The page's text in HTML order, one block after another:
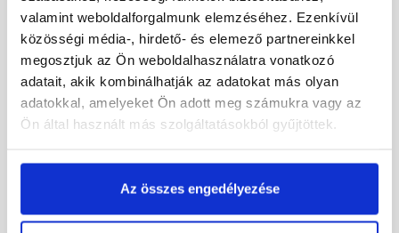
valamint weboldalforgalmunk elemzéséhez. Ezenkívül
közösségi média-, hirdető- és elemező partnereinkkel
megosztjuk az Ön weboldalhasználatra vonatkozó
adatait, akik kombinálhatják az adatokat más olyan
adatokkal, amelyeket Ön adott meg számukra vagy az
Ön által használt más szolgáltatásokból gyűjtöttek.
Az összes engedélyezése
antracit